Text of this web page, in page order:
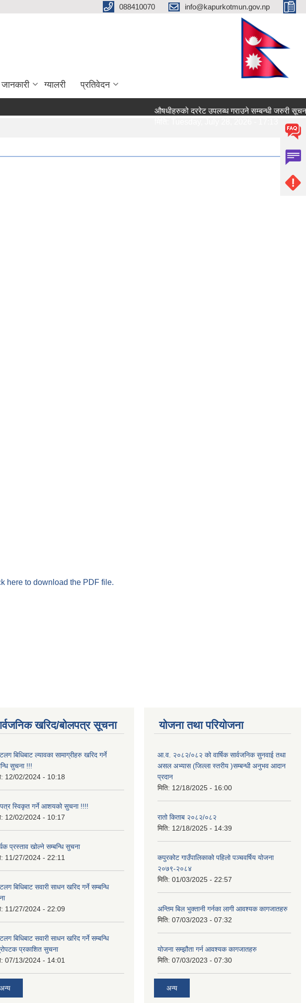
088410070 info@kapurkotmun.gov.np
ग्यालरी प्रतिवेदन
औषधीहरुको दररेट उपलब्ध गराउने सम्बन्धी जरुरी सूचना।
here to download the PDF file.
खरिद/बोलपत्र सूचना
बिधिबाट ल्यावका सामाग्रीहरु खरिद गर्ने
सुचना !!!
12/02/2024 - 10:18
स्विकृत गर्ने आशयको सुचना !!!!
12/02/2024 - 10:17
प्रस्ताव खोल्ने सम्बन्धि सुचना
11/27/2024 - 22:11
बिधिबाट सवारी साधन खरिद गर्ने सम्बन्धि
11/27/2024 - 22:09
बिधिबाट सवारी साधन खरिद गर्ने सम्बन्धि
प्रकाशित सुचना
07/13/2024 - 14:01
अन्य
योजना तथा परियोजना
आ.व. २०८२/०८२ को वार्षिक सार्वजनिक सुनवाई तथा
असल अभ्यास (जिल्ला स्तरीय )सम्बन्धी अनुभव आदान
प्रदान
मिति: 12/18/2025 - 16:00
रातो किताब २०८२/०८२
मिति: 12/18/2025 - 14:39
कपुरकोट गाउँपालिकाको पहिलो पञ्चवर्षिय योजना
२०७९-२०८४
मिति: 01/03/2025 - 22:57
अन्तिम बिल भुक्तानी गर्नका लागी आवश्यक कागजातहरु
मिति: 07/03/2023 - 07:32
योजना सम्झौता गर्न आवश्यक कागजातहरु
मिति: 07/03/2023 - 07:30
अन्य